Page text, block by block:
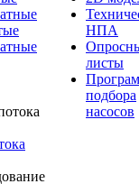
НПА
листы
подбора
насосов